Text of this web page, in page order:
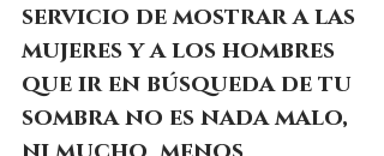
servicio de mostrar a las
mujeres y a los hombres
que ir en búsqueda de tu
sombra no es nada malo,